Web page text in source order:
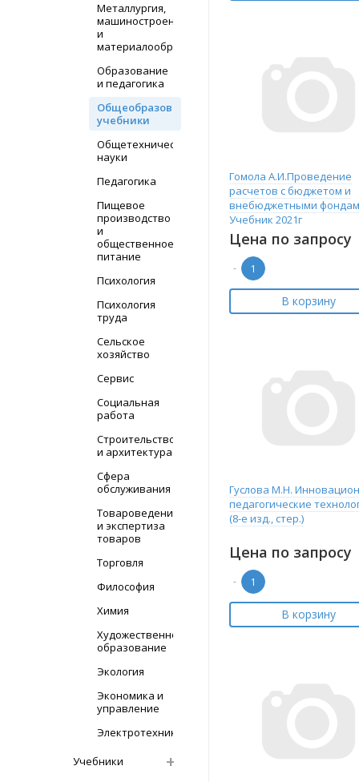
Металлургия,
машиностроение
и
материалообработка
Образование
и педагогика
Общеобразовательные
учебники
Общетехнические
науки
Педагогика
Пищевое
производство
и
общественное
питание
Психология
Психология
труда
Сельское
хозяйство
Сервис
Социальная
работа
Строительство
и архитектура
Сфера
обслуживания
Товароведение
и экспертиза
товаров
Торговля
Философия
Химия
Художественное
образование
Экология
Экономика и
управление
Электротехника
Учебники
Гомола А.И.Проведение
расчетов с бюджетом и
внебюджетными
Учебник 2021г
Цена по запросу
-
В корзину
Гуслова М.Н.
педагогические
(8-е изд., стер.)
Цена по запросу
-
В корзину